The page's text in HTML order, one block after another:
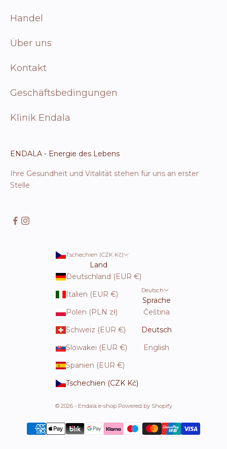
Handel
Über uns
Kontakt
Geschäftsbedingungen
Klinik Endala
ENDALA - Energie des Lebens
Ihre Gesundheit und Vitalität stehen für uns an erster
Stelle
Tschechien (CZK Kč)
Land
Deutschland (EUR €)
Italien (EUR €)
Polen (PLN zł)
Schweiz (EUR €)
Slowakei (EUR €)
Spanien (EUR €)
Tschechien (CZK Kč)
Deutsch
Sprache
Čeština
Deutsch
English
© 2026 - Endala e-shop Powered by Shopify